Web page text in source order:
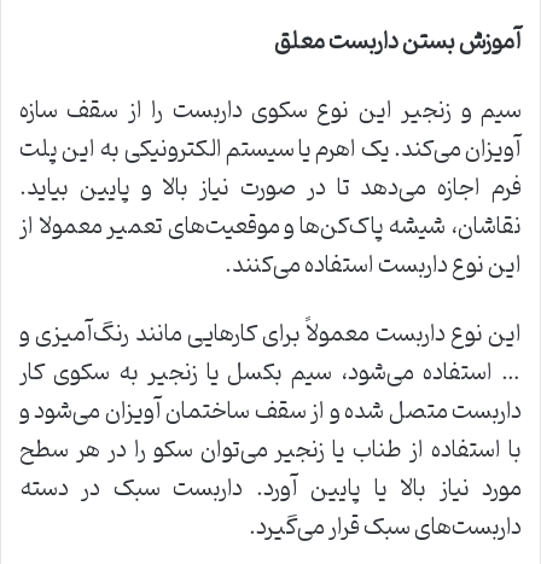
آموزش بستن داربست معلق
سیم و زنجیر این نوع سکوی داربست را از سقف سازه
آویزان می‌کند. یک اهرم یا سیستم الکترونیکی به این پلت
فرم اجازه می‌دهد تا در صورت نیاز بالا و پایین بیاید.
نقاشان، شیشه پاک‌کن‌ها و موقعیت‌های تعمیر معمولا از
این نوع داربست استفاده می‌کنند.
این نوع داربست معمولاً برای کارهایی مانند رنگ‌آمیزی و
… استفاده می‌شود، سیم بکسل یا زنجیر به سکوی کار
داربست متصل شده و از سقف ساختمان آویزان می‌شود و
با استفاده از طناب یا زنجیر می‌توان سکو را در هر سطح
مورد نیاز بالا یا پایین آورد. داربست سبک در دسته
داربست‌های سبک قرار می‌گیرد.